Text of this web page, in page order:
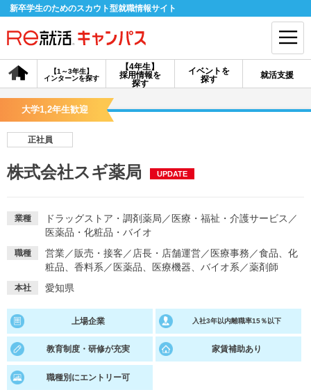
新卒学生のためのスカウト型就職情報サイト
【4年生】
採用情報を
探す
【1～3年生】
インターンを探す
イベントを
探す
就活支援
会員登録 ログイン
探す
イベントを探す スカウト お知らせ
就活支援 就活コラム
大学1,2年生歓迎
正社員
株式会社スギ薬局 UPDATE
業種 ドラッグストア・調剤薬局 ／ 医療・福祉・介護サービス ／
医薬品・化粧品・バイオ
職種 営業／販売・接客 ／ 店長・店舗運営／ 医療事務 ／食品、化
粧品、香料系 ／ 医薬品、医療機器、バイオ系 ／薬剤師
本社 愛知県
上場企業 入社3年以内離職率15％以下
教育制度・研修が充実 家賃補助あり
職種別にエントリー可